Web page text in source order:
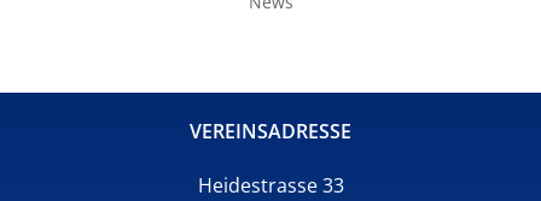
VEREINSADRESSE
Heidestrasse 33